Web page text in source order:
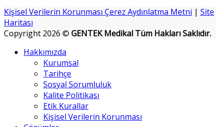
Kişisel Verilerin Korunması Çerez Aydınlatma Metni | Site
Haritası
Copyright 2026 © GENTEK Medikal Tüm Hakları Saklıdır.
Hakkımızda
Kurumsal
Tarihçe
Sosyal Sorumluluk
Kalite Politikası
Etik Kurallar
Kişisel Verilerin Korunması